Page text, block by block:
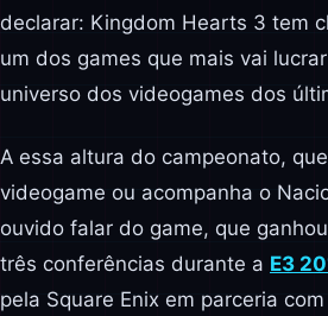
declarar: Kingdom Hearts 3 tem
um dos games que mais vai
universo dos videogames dos
A essa altura do campeonato,
videogame ou acompanha o
ouvido falar do game, que
três conferências durante a E3
pela Square Enix em parceria